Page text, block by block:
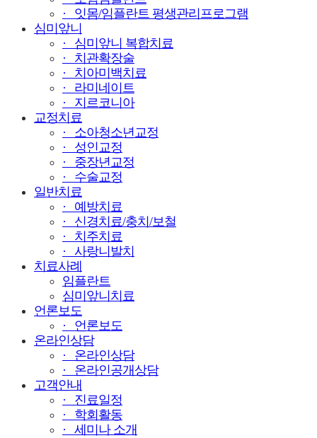
· 잇몸/임플란트 평생관리프로그램
심미앞니
· 심미앞니 복합치료
· 치관확장술
· 치아미백치료
· 라미네이트
· 지르코니아
교정치료
· 소아청소년교정
· 성인교정
· 중장년교정
· 수술교정
일반치료
· 예방치료
· 신경치료/충치/보철
· 치주치료
· 사랑니발치
치료사례
임플란트
심미앞니치료
언론보도
· 언론보도
온라인상담
· 온라인상담
· 온라인공개상담
고객안내
· 진료일정
· 학회활동
· 세미나 소개